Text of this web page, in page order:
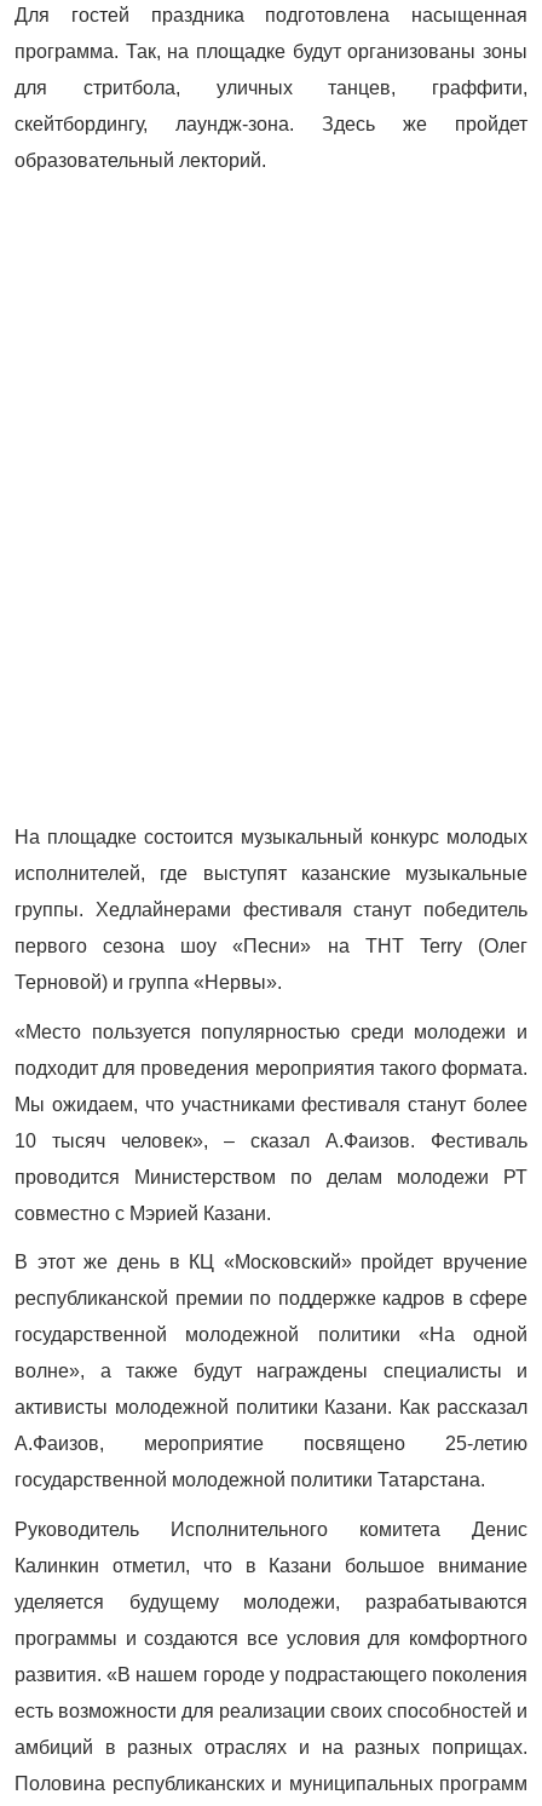
Для гостей праздника подготовлена насыщенная
программа. Так, на площадке будут организованы зоны
для стритбола, уличных танцев, граффити,
скейтбордингу, лаундж-зона. Здесь же пройдет
образовательный лекторий.
На площадке состоится музыкальный конкурс молодых
исполнителей, где выступят казанские музыкальные
группы. Хедлайнерами фестиваля станут победитель
первого сезона шоу «Песни» на ТНТ Terry (Олег
Терновой) и группа «Нервы».
«Место пользуется популярностью среди молодежи и
подходит для проведения мероприятия такого формата.
Мы ожидаем, что участниками фестиваля станут более
10 тысяч человек», – сказал А.Фаизов. Фестиваль
проводится Министерством по делам молодежи РТ
совместно с Мэрией Казани.
В этот же день в КЦ «Московский» пройдет вручение
республиканской премии по поддержке кадров в сфере
государственной молодежной политики «На одной
волне», а также будут награждены специалисты и
активисты молодежной политики Казани. Как рассказал
А.Фаизов, мероприятие посвящено 25-летию
государственной молодежной политики Татарстана.
Руководитель Исполнительного комитета Денис
Калинкин отметил, что в Казани большое внимание
уделяется будущему молодежи, разрабатываются
программы и создаются все условия для комфортного
развития. «В нашем городе у подрастающего поколения
есть возможности для реализации своих способностей и
амбиций в разных отраслях и на разных поприщах.
Половина республиканских и муниципальных программ